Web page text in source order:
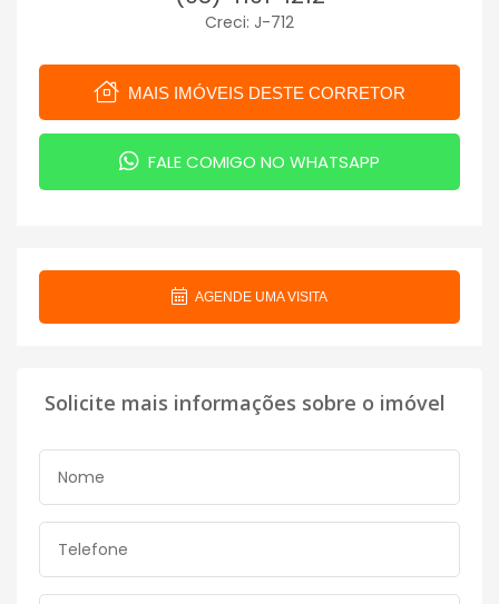
Creci: J-712
MAIS IMÓVEIS DESTE CORRETOR
FALE COMIGO NO WHATSAPP
AGENDE UMA VISITA
Solicite mais informações sobre o imóvel